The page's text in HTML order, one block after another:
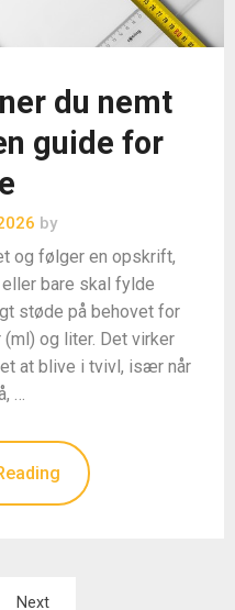
du nemt
guide for
by
og følger en opskrift,
bare skal fylde
støde på behovet for
og liter. Det virker
at blive i tvivl, især når
…
Next